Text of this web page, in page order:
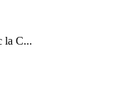
la C...